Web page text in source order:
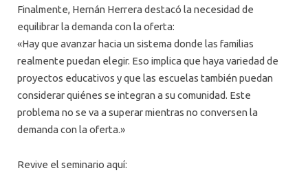
Finalmente, Hernán Herrera destacó la necesidad de
equilibrar la demanda con la oferta:
«Hay que avanzar hacia un sistema donde las familias
realmente puedan elegir. Eso implica que haya variedad de
proyectos educativos y que las escuelas también puedan
considerar quiénes se integran a su comunidad. Este
problema no se va a superar mientras no conversen la
demanda con la oferta.»
Revive el seminario aquí: